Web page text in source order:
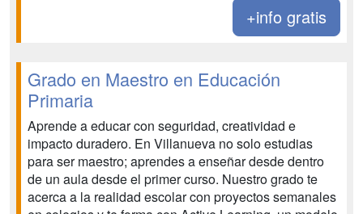
+info gratis
Grado en Maestro en Educación
Primaria
Aprende a educar con seguridad, creatividad e
impacto duradero. En Villanueva no solo estudias
para ser maestro; aprendes a enseñar desde dentro
de un aula desde el primer curso. Nuestro grado te
acerca a la realidad escolar con proyectos semanales